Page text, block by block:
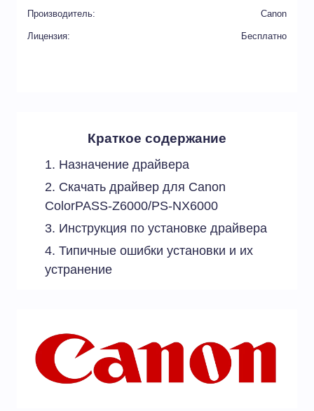
Производитель: Canon
Лицензия: Бесплатно
Краткое содержание
Назначение драйвера
Скачать драйвер для Canon
ColorPASS-Z6000/PS-NX6000
Инструкция по установке драйвера
Типичные ошибки установки и их
устранение